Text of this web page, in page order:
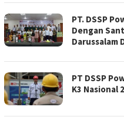
PT. DSSP
Dengan
Darussalam
PT DSSP
K3 Nasional